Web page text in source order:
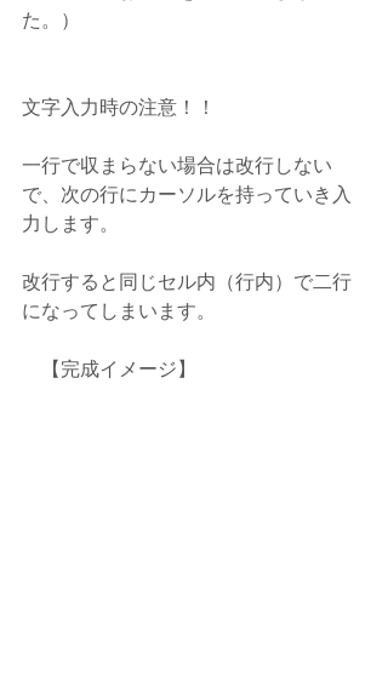
た。）
文字入力時の注意！！
一行で収まらない場合は改行しない
で、次の行にカーソルを持っていき入
力します。
改行すると同じセル内（行内）で二行
になってしまいます。
【完成イメージ】